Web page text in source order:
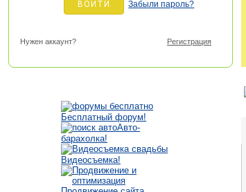
Забыли пароль?
Нужен аккаунт? Регистрация
Бесплатный форум!
Авто-
барахолка!
Видеосъемка!